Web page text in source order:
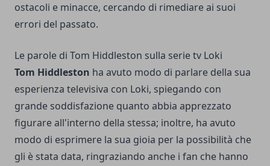
ostacoli e minacce, cercando di rimediare ai suoi
errori del passato.
Le parole di Tom Hiddleston sulla serie tv Loki
Tom Hiddleston ha avuto modo di parlare della sua
esperienza televisiva con Loki, spiegando con
grande soddisfazione quanto abbia apprezzato
figurare all'interno della stessa; inoltre, ha avuto
modo di esprimere la sua gioia per la possibilità che
gli è stata data, ringraziando anche i fan che hanno